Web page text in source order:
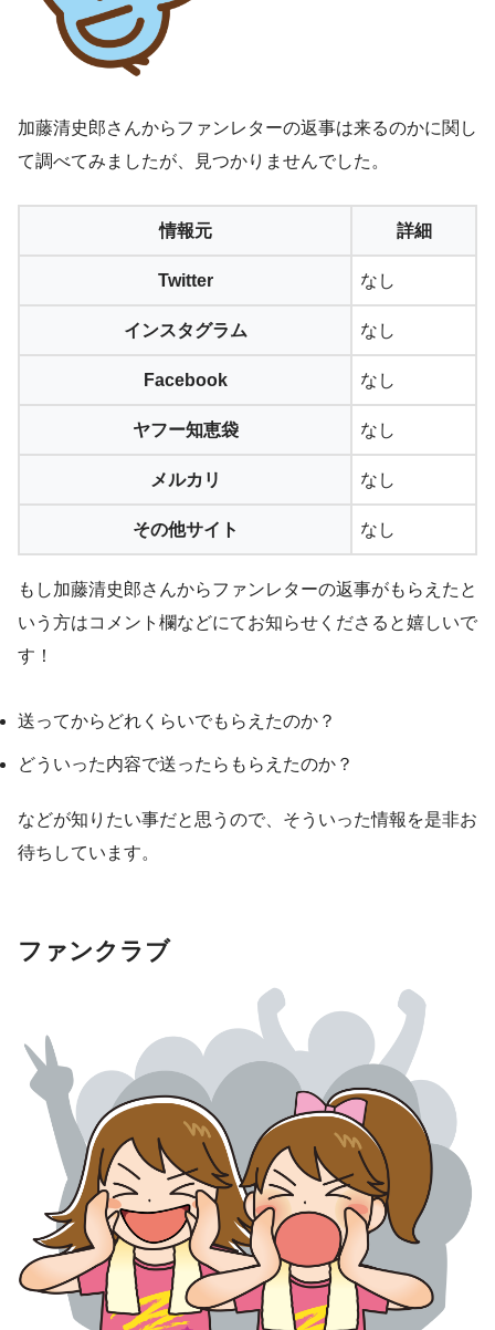
加藤清史郎さんからファンレターの返事は来るのかに関し
て調べてみましたが、見つかりませんでした。
情報元 詳細
Twitter なし
インスタグラム なし
Facebook なし
ヤフー知恵袋 なし
メルカリ なし
その他サイト なし
もし加藤清史郎さんからファンレターの返事がもらえたと
いう方はコメント欄などにてお知らせくださると嬉しいで
す！
送ってからどれくらいでもらえたのか？
どういった内容で送ったらもらえたのか？
などが知りたい事だと思うので、そういった情報を是非お
待ちしています。
ファンクラブ